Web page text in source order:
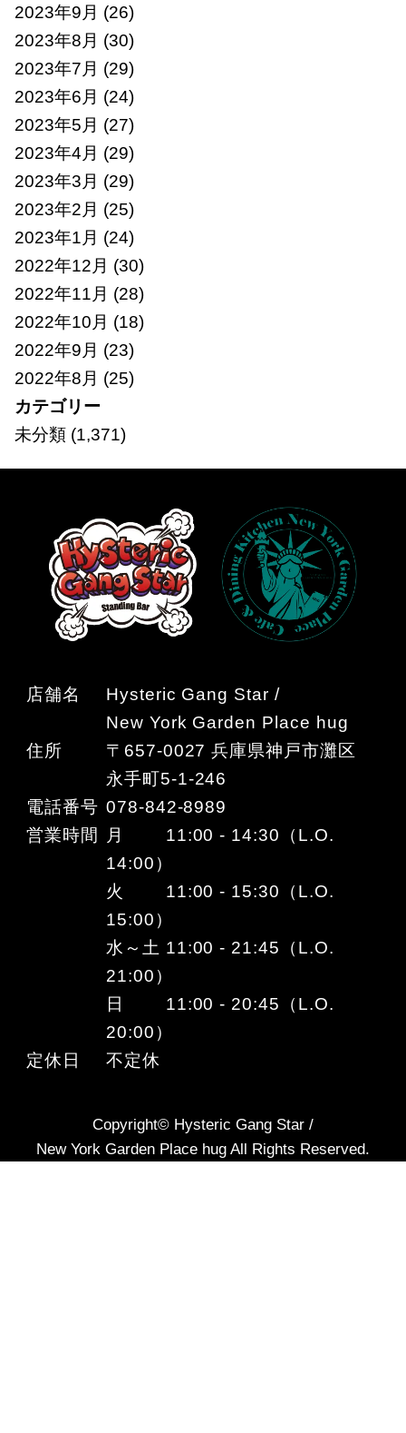
2023年9月 (26)
2023年8月 (30)
2023年7月 (29)
2023年6月 (24)
2023年5月 (27)
2023年4月 (29)
2023年3月 (29)
2023年2月 (25)
2023年1月 (24)
2022年12月 (30)
2022年11月 (28)
2022年10月 (18)
2022年9月 (23)
2022年8月 (25)
カテゴリー
未分類(1,371)
店舗名
Hysteric Gang Star /
New York Garden Place hug
住所
〒657-0027 兵庫県神戸市灘区
永手町5-1-246
電話番号 078-842-8989
営業時間
月 11:00 - 14:30（L.O.
14:00）
火 11:00 - 15:30（L.O.
15:00）
水～土 11:00 - 21:45（L.O.
21:00）
日 11:00 - 20:45（L.O.
20:00）
定休日
不定休
Copyright© Hysteric Gang Star /
New York Garden Place hug All Rights Reserved.